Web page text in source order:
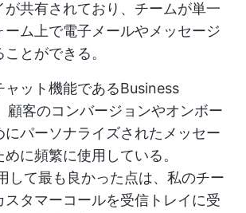
が共有されており、チームが単一
ーム上で電子メールやメッセージ
とができる。
ャット機能であるBusiness
顧客のコンバージョンやオンボー
にパーソナライズされたメッセー
に頻繁に使用している。
して最も良かった点は、私のチー
スタマーコールを受信トレイに受